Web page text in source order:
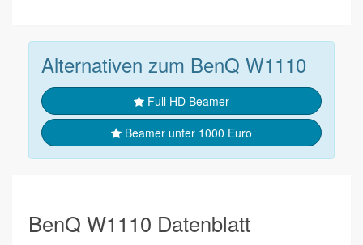
Alternativen zum BenQ W1110
Full HD Beamer
Beamer unter 1000 Euro
BenQ W1110 Datenblatt